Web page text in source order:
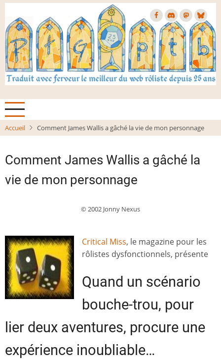
Aller
contenu
principal
Accueil Comment James Wallis a gâché la vie de mon personnage
Comment James Wallis a gâché la
vie de mon personnage
© 2002 Jonny Nexus
Critical Miss, le magazine pour les
rôlistes dysfonctionnels, présente
Quand un scénario
bouche-trou, pour
lier deux aventures, procure une
expérience inoubliable…